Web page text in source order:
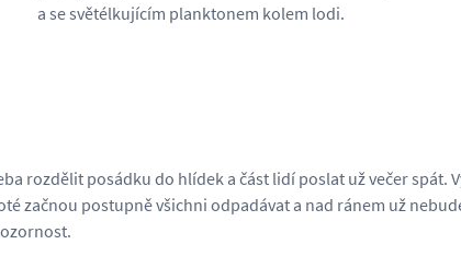
a se světélkujícím planktonem kolem lodi.
rozdělit posádku do hlídek a část lidí poslat už večer spát.
začnou postupně všichni odpadávat a nad ránem už